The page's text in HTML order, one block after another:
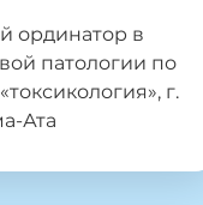
ординатор в
патологии по
г.
Ата